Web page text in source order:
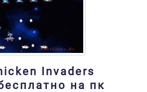
Invaders
на пк